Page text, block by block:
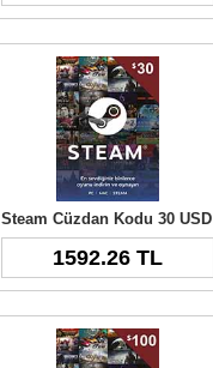
Steam Cüzdan Kodu 30 USD
1592.26 TL